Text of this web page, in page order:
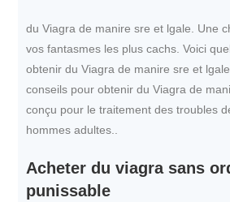
du Viagrade maniresre et lgale. Une
vos fantasmes les pluscachs. Voici
obtenir du Viagra de manire sre et
conseils pour obtenir du Viagra de
conçu pour le traitement des troubles
hommes adultes..
Acheter du viagra sans
punissable